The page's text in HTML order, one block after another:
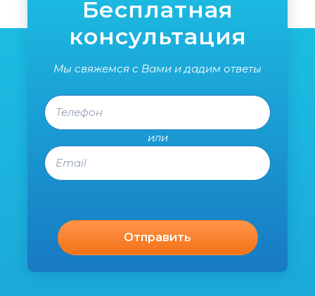
Бесплатная
консультация
Мы свяжемся с Вами и дадим ответы
Телефон
или
Email